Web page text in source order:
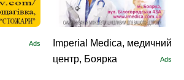
Ads
Imperial Medica, медичний
центр, Боярка
Ads